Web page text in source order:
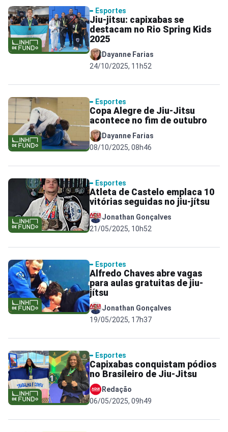
Esportes
Jiu-jitsu: capixabas se
destacam no Rio Spring Kids
2025
Dayanne Farias
24/10/2025, 11h52
Esportes
Copa Alegre de Jiu-Jitsu
acontece no fim de outubro
Dayanne Farias
08/10/2025, 08h46
Esportes
Atleta de Castelo emplaca 10
vitórias seguidas no jiu-jítsu
Jonathan Gonçalves
21/05/2025, 10h52
Esportes
Alfredo Chaves abre vagas
para aulas gratuitas de jiu-
jítsu
Jonathan Gonçalves
19/05/2025, 17h37
Esportes
Capixabas conquistam pódios
no Brasileiro de Jiu-Jitsu
Redação
06/05/2025, 09h49